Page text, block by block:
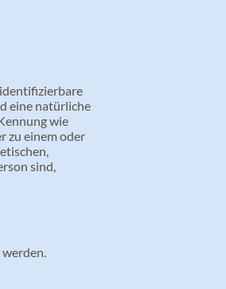
eine natürliche
wie
zu einem oder
sind,